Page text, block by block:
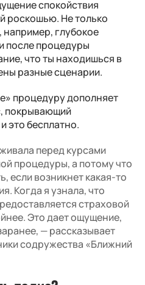
спокойствия
роскошью. Не только
например, глубокое
после процедуры
что ты находишься в
разные сценарии.
процедуру дополняет
покрывающий
это бесплатно.
перед курсами
процедуры, а потому что
если возникнет какая-то
Когда я узнала, что
страховой
Это дает ощущение,
— рассказывает
содружества «Ближний